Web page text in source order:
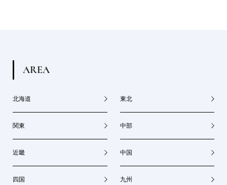
AREA
北海道 東北
関東 中部
近畿 中国
四国 九州